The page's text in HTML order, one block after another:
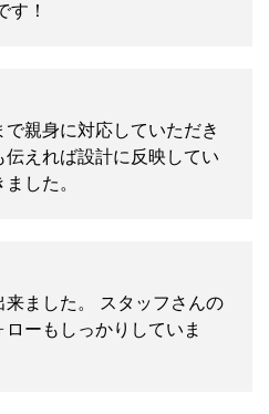
す！
親身に対応していただき
伝えれば設計に反映してい
した。
ました。 スタッフさんの
ーもしっかりしていま